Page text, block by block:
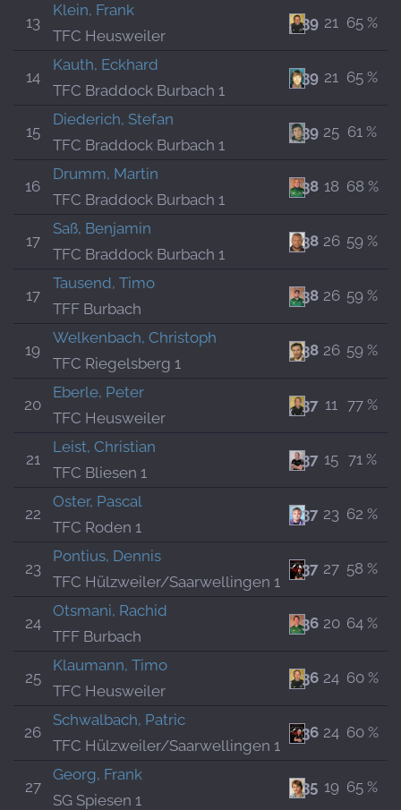
13
Klein, Frank
TFC Heusweiler
39 21 65 %
14
Kauth, Eckhard
TFC Braddock Burbach 1
39 21 65 %
15
Diederich, Stefan
TFC Braddock Burbach 1
39 25 61 %
16
Drumm, Martin
TFC Braddock Burbach 1
38 18 68 %
17
Saß, Benjamin
TFC Braddock Burbach 1
38 26 59 %
17
Tausend, Timo
TFF Burbach
38 26 59 %
19
Welkenbach, Christoph
TFC Riegelsberg 1
38 26 59 %
20
Eberle, Peter
TFC Heusweiler
37 11 77 %
21
Leist, Christian
TFC Bliesen 1
37 15 71 %
22
Oster, Pascal
TFC Roden 1
37 23 62 %
23
Pontius, Dennis
TFC Hülzweiler/Saarwellingen 1
37 27 58 %
24
Otsmani, Rachid
TFF Burbach
36 20 64 %
25
Klaumann, Timo
TFC Heusweiler
36 24 60 %
26
Schwalbach, Patric
TFC Hülzweiler/Saarwellingen 1
36 24 60 %
27
Georg, Frank
SG Spiesen 1
35 19 65 %